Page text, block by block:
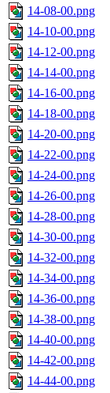
14-08-00.png
14-10-00.png
14-12-00.png
14-14-00.png
14-16-00.png
14-18-00.png
14-20-00.png
14-22-00.png
14-24-00.png
14-26-00.png
14-28-00.png
14-30-00.png
14-32-00.png
14-34-00.png
14-36-00.png
14-38-00.png
14-40-00.png
14-42-00.png
14-44-00.png